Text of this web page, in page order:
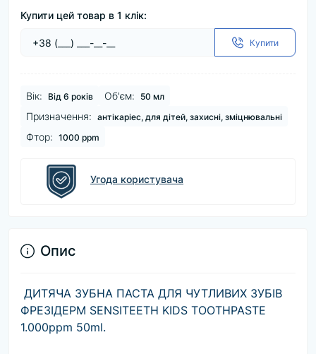
Купити цей товар в 1 клік:
Купити
Вік: Від 6 років Об'єм: 50 мл
Призначення: антікаріес, для дітей, захисні, зміцнювальні
Фтор: 1000 ppm
Угода користувача
Опис
ДИТЯЧА ЗУБНА ПАСТА ДЛЯ ЧУТЛИВИХ ЗУБІВ
ФРЕЗІДЕРМ SENSITEETH KIDS TOOTHPASTE
1.000ppm 50ml.